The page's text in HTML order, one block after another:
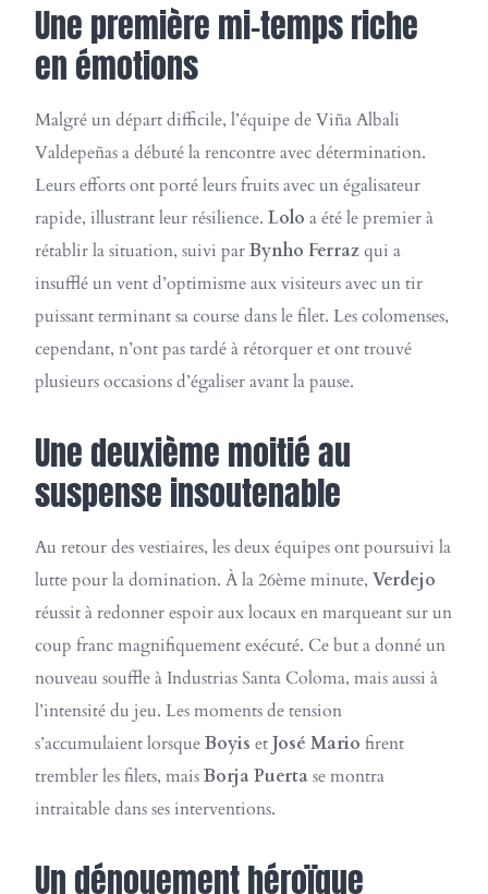
Une première mi-temps riche
en émotions
Malgré un départ difficile, l’équipe de Viña Albali
Valdepeñas a débuté la rencontre avec détermination.
Leurs efforts ont porté leurs fruits avec un égalisateur
rapide, illustrant leur résilience. Lolo a été le premier à
rétablir la situation, suivi parBynho Ferrazqui a
insufflé un vent d’optimisme aux visiteurs avec un tir
puissant terminant sa course dans le filet. Les colomenses,
cependant, n’ont pas tardé à rétorquer et ont trouvé
plusieurs occasions d’égaliser avant la pause.
Une deuxième moitié au
suspense insoutenable
Au retour des vestiaires, les deux équipes ont poursuivi la
lutte pour la domination. À la 26ème minute, Verdejo
réussit à redonner espoir aux locaux en marqueant sur un
coup franc magnifiquement exécuté. Ce but a donné un
nouveau souffle à Industrias Santa Coloma, mais aussi à
l’intensité du jeu. Les moments de tension
s’accumulaient lorsqueBoyis etJosé Mario firent
trembler les filets, maisBorja Puertase montra
intraitable dans ses interventions.
Un dénouement héroïque